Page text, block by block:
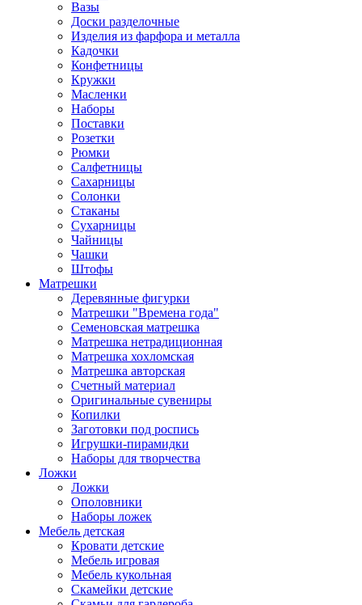
Вазы
Доски разделочные
Изделия из фарфора и металла
Кадочки
Конфетницы
Кружки
Масленки
Наборы
Поставки
Розетки
Рюмки
Салфетницы
Сахарницы
Солонки
Стаканы
Сухарницы
Чайницы
Чашки
Штофы
Матрешки
Деревянные фигурки
Матрешки "Времена года"
Семеновская матрешка
Матрешка нетрадиционная
Матрешка хохломская
Матрешка авторская
Счетный материал
Оригинальные сувениры
Копилки
Заготовки под роспись
Игрушки-пирамидки
Наборы для творчества
Ложки
Ложки
Ополовники
Наборы ложек
Мебель детская
Кровати детские
Мебель игровая
Мебель кукольная
Скамейки детские